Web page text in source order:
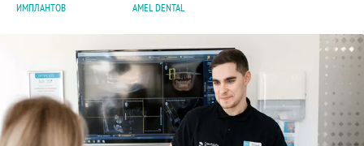
ИМПЛАНТОВ
АMEL DENTAL